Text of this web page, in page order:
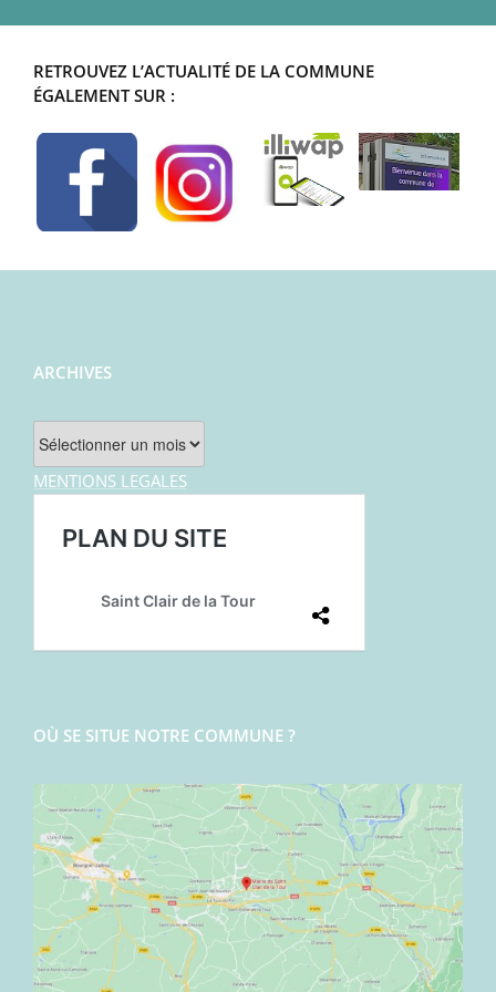
RETROUVEZ L’ACTUALITÉ DE LA COMMUNE
ÉGALEMENT SUR :
ARCHIVES
Archives
MENTIONS LEGALES
OÙ SE SITUE NOTRE COMMUNE ?